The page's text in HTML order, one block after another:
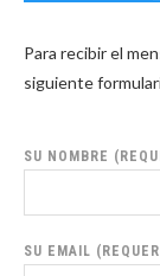
Para recibir el
siguiente
SU NOMBRE
SU EMAIL